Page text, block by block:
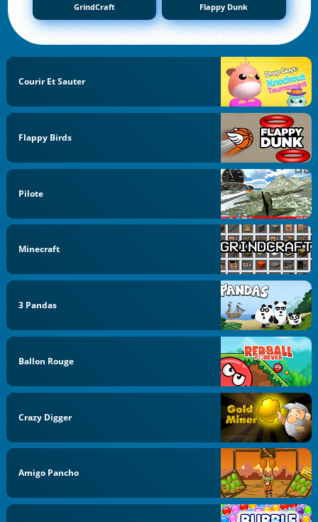
GrindCraft Flappy Dunk
Courir Et Sauter
Flappy Birds
Pilote
Minecraft
3 Pandas
Ballon Rouge
Crazy Digger
Amigo Pancho